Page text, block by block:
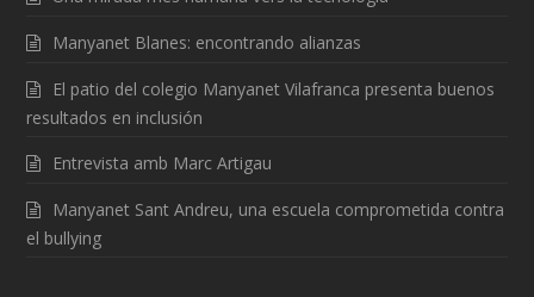
Manyanet Blanes: encontrando alianzas
El patio del colegio Manyanet Vilafranca presenta buenos
resultados en inclusión
Entrevista amb Marc Artigau
Manyanet Sant Andreu, una escuela comprometida contra
el bullying